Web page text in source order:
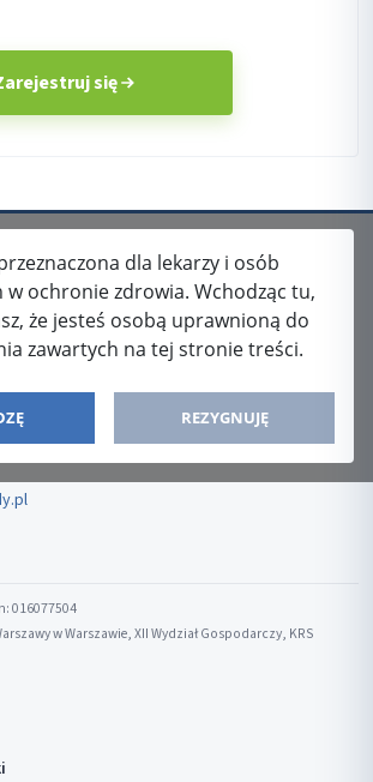
się
dla lekarzy i osób
w ochronie zdrowia. Wchodząc tu,
że jesteś osobą uprawnioną do
zawartych na tej stronie treści.
REZYGNUJĘ
016077504
w Warszawie, XII Wydział Gospodarczy, KRS